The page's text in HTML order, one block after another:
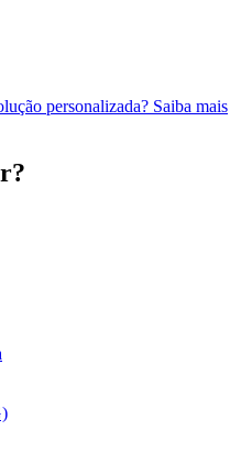
personalizada? Saiba mais